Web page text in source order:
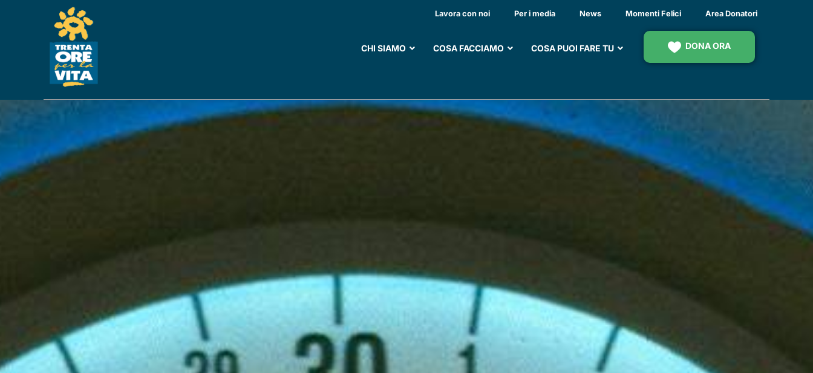
Lavora con noi Per i media News Momenti Felici Area Donatori
CHI SIAMO COSA FACCIAMO COSA PUOI FARE TU DONA ORA
ASSISTENZA DOMICILIARE AI PAZIENTI EMATOLOGICI